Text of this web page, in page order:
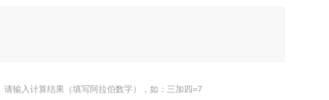
请输入计算结果（填写阿拉伯数字），如：三加四=7